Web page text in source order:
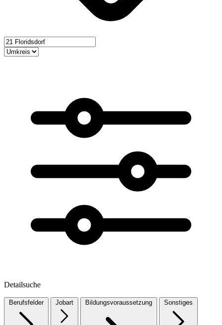
Detailsuche
Berufsfelder Jobart Bildungsvoraussetzung Sonstiges